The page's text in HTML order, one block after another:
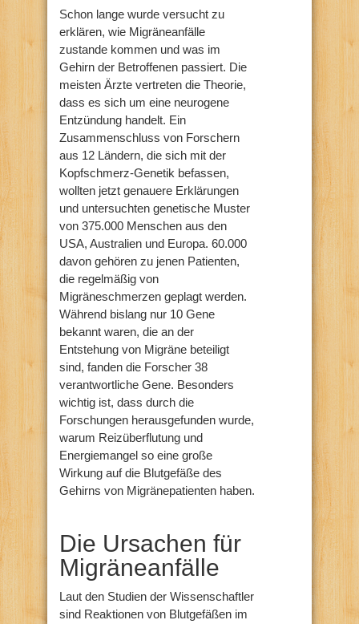
Schon lange wurde versucht zu
erklären, wie Migräneanfälle
zustande kommen und was im
Gehirn der Betroffenen passiert. Die
meisten Ärzte vertreten die Theorie,
dass es sich um eine neurogene
Entzündung handelt. Ein
Zusammenschluss von Forschern
aus 12 Ländern, die sich mit der
Kopfschmerz-Genetik befassen,
wollten jetzt genauere Erklärungen
und untersuchten genetische Muster
von 375.000 Menschen aus den
USA, Australien und Europa. 60.000
davon gehören zu jenen Patienten,
die regelmäßig von
Migräneschmerzen geplagt werden.
Während bislang nur 10 Gene
bekannt waren, die an der
Entstehung von Migräne beteiligt
sind, fanden die Forscher 38
verantwortliche Gene. Besonders
wichtig ist, dass durch die
Forschungen herausgefunden wurde,
warum Reizüberflutung und
Energiemangel so eine große
Wirkung auf die Blutgefäße des
Gehirns von Migränepatienten haben.
Die Ursachen für
Migräneanfälle
Laut den Studien der Wissenschaftler
sind Reaktionen von Blutgefäßen im